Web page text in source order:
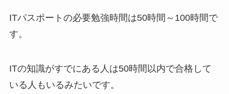
ITパスポートの必要勉強時間は50時間～100時間で
す。
ITの知識がすでにある人は50時間以内で合格して
いる人もいるみたいです。